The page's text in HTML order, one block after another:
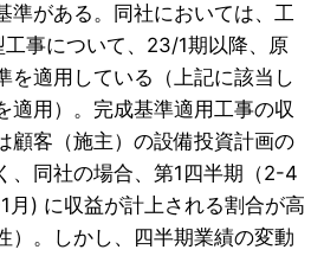
準がある。同社においては、工
事について、23/1期以降、原
を適用している（上記に該当し
適用）。完成基準適用工事の収
顧客（施主）の設備投資計画の
、同社の場合、第1四半期（2-4
月) に収益が計上される割合が高
）。しかし、四半期業績の変動